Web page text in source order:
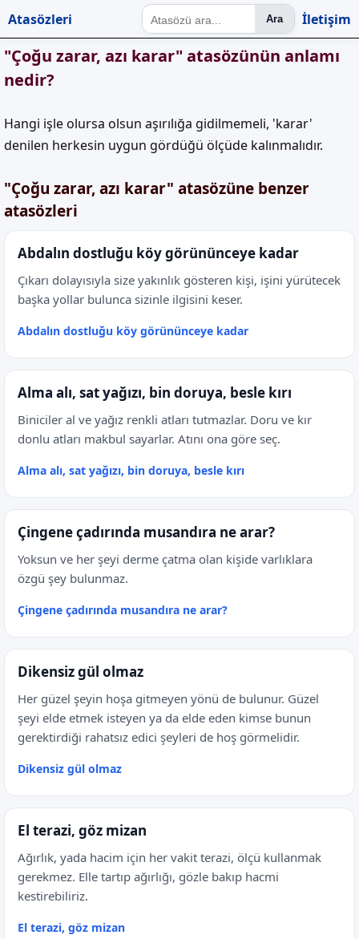
Atasözleri Ara İletişim
"Çoğu zarar, azı karar" atasözünün anlamı
nedir?
Hangi işle olursa olsun aşırılığa gidilmemeli, 'karar'
denilen herkesin uygun gördüğü ölçüde kalınmalıdır.
"Çoğu zarar, azı karar" atasözüne benzer
atasözleri
Abdalın dostluğu köy görününceye kadar
Çıkarı dolayısıyla size yakınlık gösteren kişi, işini yürütecek
başka yollar bulunca sizinle ilgisini keser.
Abdalın dostluğu köy görününceye kadar
Alma alı, sat yağızı, bin doruya, besle kırı
Biniciler al ve yağız renkli atları tutmazlar. Doru ve kır
donlu atları makbul sayarlar. Atını ona göre seç.
Alma alı, sat yağızı, bin doruya, besle kırı
Çingene çadırında musandıra ne arar?
Yoksun ve her şeyi derme çatma olan kişide varlıklara
özgü şey bulunmaz.
Çingene çadırında musandıra ne arar?
Dikensiz gül olmaz
Her güzel şeyin hoşa gitmeyen yönü de bulunur. Güzel
şeyi elde etmek isteyen ya da elde eden kimse bunun
gerektirdiği rahatsız edici şeyleri de hoş görmelidir.
Dikensiz gül olmaz
El terazi, göz mizan
Ağırlık, yada hacim için her vakit terazi, ölçü kullanmak
gerekmez. Elle tartıp ağırlığı, gözle bakıp hacmi
kestirebiliriz.
El terazi, göz mizan